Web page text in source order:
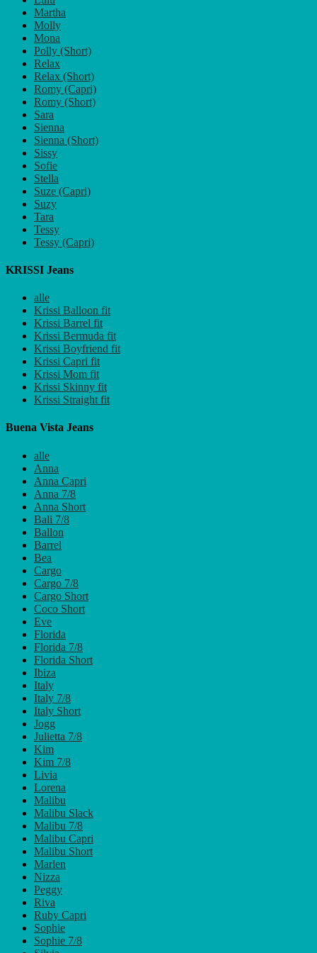
Martha
Molly
Mona
Polly (Short)
Relax
Relax (Short)
Romy (Capri)
Romy (Short)
Sara
Sienna
Sienna (Short)
Sissy
Sofie
Stella
Suze (Capri)
Suzy
Tara
Tessy
Tessy (Capri)
KRISSI Jeans
alle
Krissi Balloon fit
Krissi Barrel fit
Krissi Bermuda fit
Krissi Boyfriend fit
Krissi Capri fit
Krissi Mom fit
Krissi Skinny fit
Krissi Straight fit
Buena Vista Jeans
alle
Anna
Anna Capri
Anna 7/8
Anna Short
Bali 7/8
Ballon
Barrel
Bea
Cargo
Cargo 7/8
Cargo Short
Coco Short
Eve
Florida
Florida 7/8
Florida Short
Ibiza
Italy
Italy 7/8
Italy Short
Jogg
Julietta 7/8
Kim
Kim 7/8
Livia
Lorena
Malibu
Malibu Slack
Malibu 7/8
Malibu Capri
Malibu Short
Marlen
Nizza
Peggy
Riva
Ruby Capri
Sophie
Sophie 7/8